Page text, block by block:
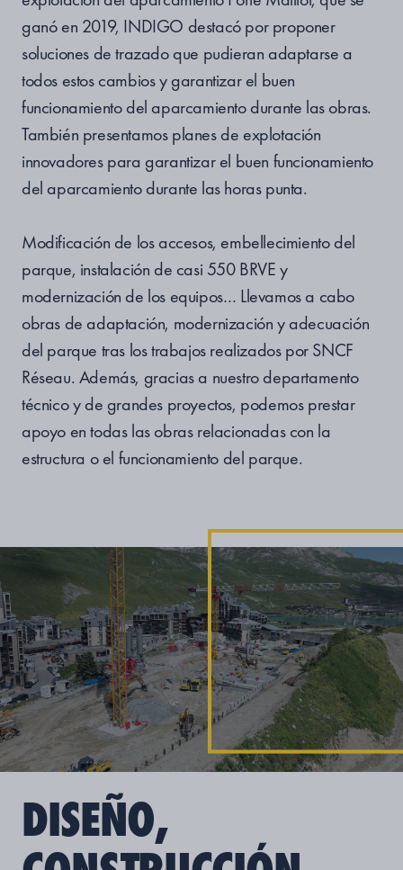
ganó en 2019, INDIGO destacó por proponer
soluciones de trazado que pudieran adaptarse a
todos estos cambios y garantizar el buen
funcionamiento del aparcamiento durante las obras.
También presentamos planes de explotación
innovadores para garantizar el buen funcionamiento
del aparcamiento durante las horas punta.
Modificación de los accesos, embellecimiento del
parque, instalación de casi 550 BRVE y
modernización de los equipos… Llevamos a cabo
obras de adaptación, modernización y adecuación
del parque tras los trabajos realizados por SNCF
Réseau. Además, gracias a nuestro departamento
técnico y de grandes proyectos, podemos prestar
apoyo en todas las obras relacionadas con la
estructura o el funcionamiento del parque.
DISEÑO,